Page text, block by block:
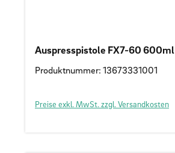
Auspresspistole FX7-60 600ml
Produktnummer: 13673331001
Preise exkl. MwSt. zzgl. Versandkosten